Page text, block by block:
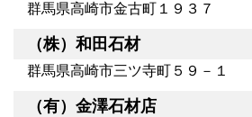
群馬県高崎市金古町１９３７
（株）和田石材
群馬県高崎市三ツ寺町５９－１
（有）金澤石材店